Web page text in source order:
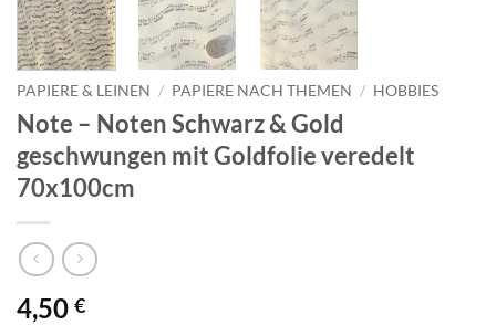
PAPIERE & LEINEN / PAPIERE NACH THEMEN / HOBBIES
Note – Noten Schwarz & Gold
geschwungen mit Goldfolie veredelt
70x100cm
4,50 €